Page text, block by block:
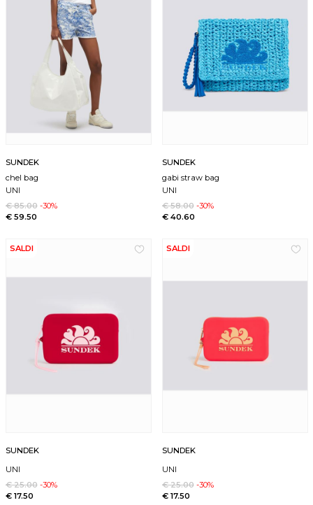
SUNDEK
chel bag
UNI
€ 85.00 -30%
€ 59.50
SUNDEK
gabi straw bag
UNI
€ 58.00 -30%
€ 40.60
SALDI
SUNDEK
UNI
€ 25.00 -30%
€ 17.50
SALDI
SUNDEK
UNI
€ 25.00 -30%
€ 17.50